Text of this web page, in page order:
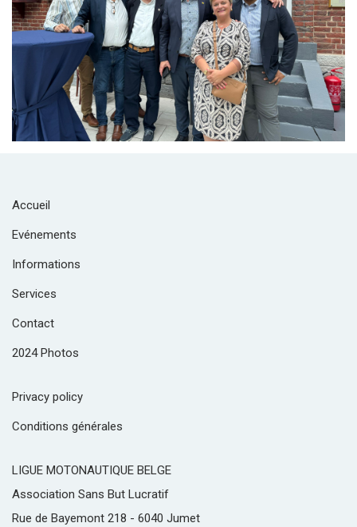
Accueil
Evénements
Informations
Services
Contact
2024 Photos
Privacy policy
Conditions générales
LIGUE MOTONAUTIQUE BELGE
Association Sans But Lucratif
Rue de Bayemont 218 - 6040 Jumet